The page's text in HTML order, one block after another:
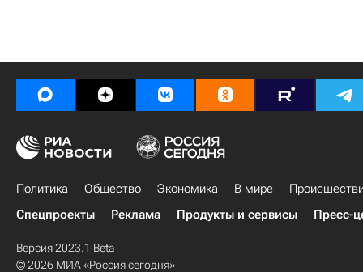
Политика Общество Экономика В мире
Спецпроекты
Реклама Продукты и сервисы Пресс-
Версия 2023.1 Beta
© 2026 МИА «Россия сегодня»